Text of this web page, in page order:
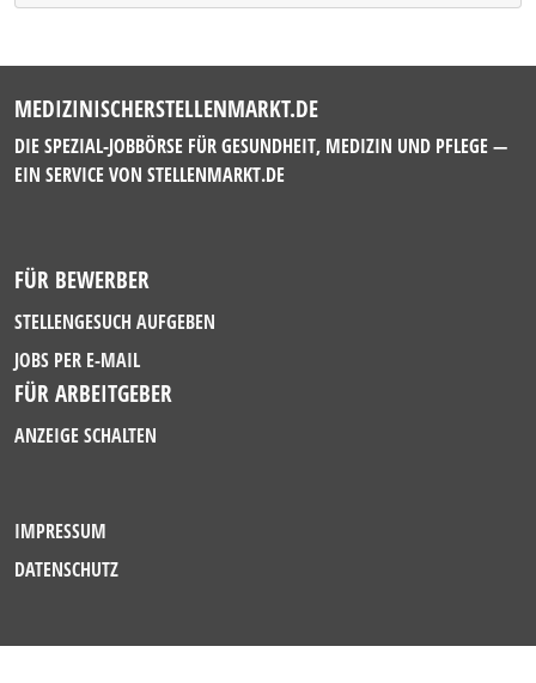
MEDIZINISCHERSTELLENMARKT.DE
DIE SPEZIAL-JOBBÖRSE FÜR GESUNDHEIT, MEDIZIN UND PFLEGE —
EIN SERVICE VON STELLENMARKT.DE
FÜR BEWERBER
STELLENGESUCH AUFGEBEN
JOBS PER E-MAIL
FÜR ARBEITGEBER
ANZEIGE SCHALTEN
IMPRESSUM
DATENSCHUTZ